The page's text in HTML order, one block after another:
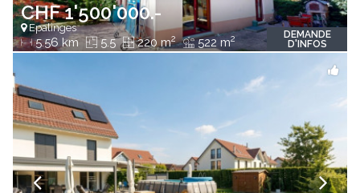
CHF 1'500'000.-
Epalinges
5.56 km 5.5 220 m2 522 m2
DEMANDE
D'INFOS